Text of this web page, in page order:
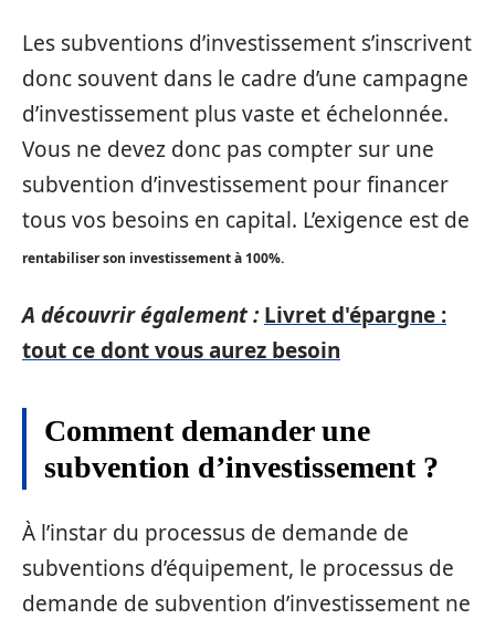
Les subventions d’investissement s’inscrivent
donc souvent dans le cadre d’une campagne
d’investissement plus vaste et échelonnée.
Vous ne devez donc pas compter sur une
subvention d’investissement pour financer
tous vos besoins en capital. L’exigence est de
rentabiliser son investissement à 100%.
A découvrir également : Livret d'épargne :
tout ce dont vous aurez besoin
Comment demander une
subvention d’investissement ?
À l’instar du processus de demande de
subventions d’équipement, le processus de
demande de subvention d’investissement ne